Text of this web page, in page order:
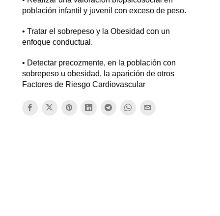
población infantil y juvenil con exceso de peso.
• Tratar el sobrepeso y la Obesidad con un
enfoque conductual.
• Detectar precozmente, en la población con
sobrepeso u obesidad, la aparición de otros
Factores de Riesgo Cardiovascular